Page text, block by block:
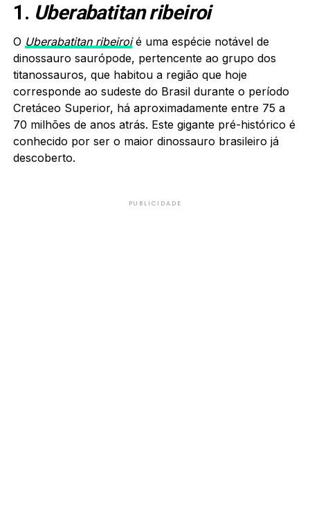
1. Uberabatitan ribeiroi
O Uberabatitan ribeiroi é uma espécie notável de
dinossauro saurópode, pertencente ao grupo dos
titanossauros, que habitou a região que hoje
corresponde ao sudeste do Brasil durante o período
Cretáceo Superior, há aproximadamente entre 75 a
70 milhões de anos atrás. Este gigante pré-histórico é
conhecido por ser o maior dinossauro brasileiro já
descoberto.
PUBLICIDADE